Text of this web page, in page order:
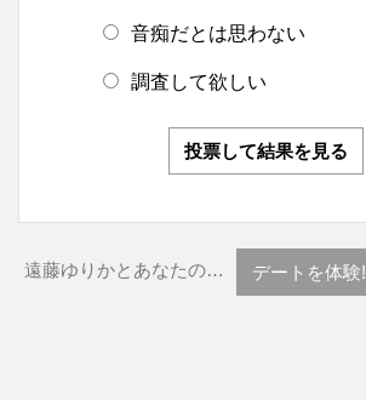
音痴だとは思わない
調査して欲しい
投票して結果を見る
遠藤ゆりかとあなたの… デートを体験!